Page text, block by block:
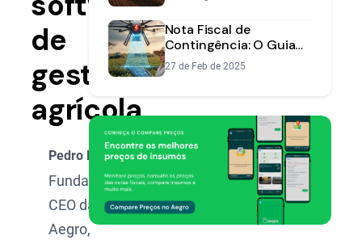
de
gestão
agrícola
Pedro Dusso
Fundador e
CEO da
Aegro,
Fazenda
Nota Fiscal de
Contingência: O Guia
Completo para o
Produtor Rural
27 de Feb de 2025